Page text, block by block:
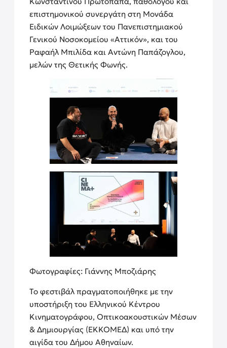
επιστημονικού συνεργάτη στη Μονάδα
Ειδικών Λοιμώξεων του Πανεπιστημιακού
Γενικού Νοσοκομείου «Αττικόν», και του
Ραφαήλ Μπιλίδα και Αντώνη Παπάζογλου,
μελών της Θετικής Φωνής.
Φωτογραφίες: Γιάννης Μποζιάρης
Το φεστιβάλ πραγματοποιήθηκε με την
υποστήριξη του Ελληνικού Κέντρου
Κινηματογράφου, Οπτικοακουστικών Μέσων
& Δημιουργίας (ΕΚΚΟΜΕΔ) και υπό την
αιγίδα του Δήμου Αθηναίων.